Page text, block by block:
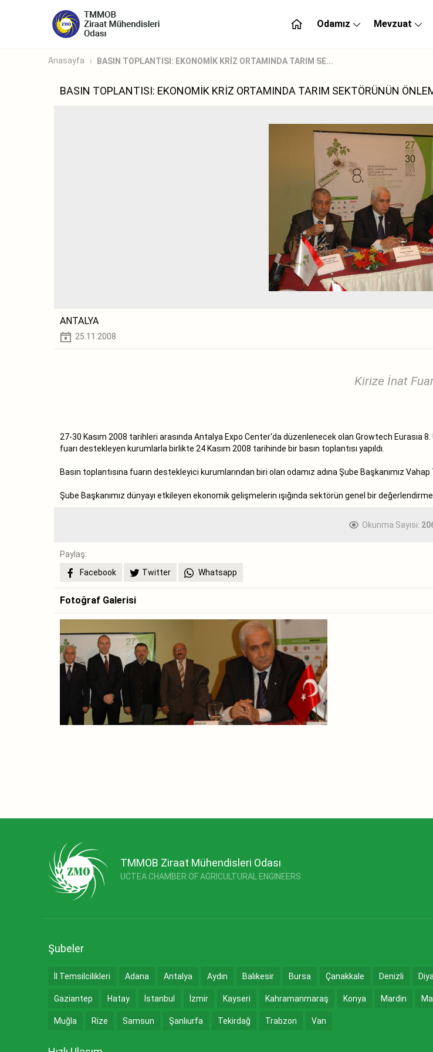
Odamız Mevzuat
Anasayfa BASIN TOPLANTISI: EKONOMİK KRİZ ORTAMINDA TARIM SE...
BASIN TOPLANTISI: EKONOMİK KRİZ ORTAMINDA TARIM SEKTÖRÜNÜN
ANTALYA
25.11.2008
Kirize İnat
27-30 Kasım 2008 tarihleri arasında Antalya Expo Center‘da düzenlenecek olan Growtech Eurasıa
fuarı destekleyen kurumlarla birlikte 24 Kasım 2008 tarihinde bir basın toplantısı yapıldı.
Basın toplantısına fuarın destekleyici kurumlarından biri olan odamız adına Şube Başkanımız Vahap
Şube Başkanımız dünyayı etkileyen ekonomik gelişmelerin ışığında sektörün genel bir
Okunma Sayısı:
Paylaş:
Facebook
Twitter Whatsapp
Fotoğraf Galerisi
TMMOB Ziraat Mühendisleri Odası
UCTEA CHAMBER OF AGRICULTURAL ENGINEERS
Şubeler
İl Temsilcilikleri Adana Antalya Aydın Balıkesir Bursa Çanakkale Denizli
Gaziantep Hatay İstanbul İzmir Kayseri Kahramanmaraş Konya Mardin
Muğla Rize Samsun Şanlıurfa Tekirdağ Trabzon Van